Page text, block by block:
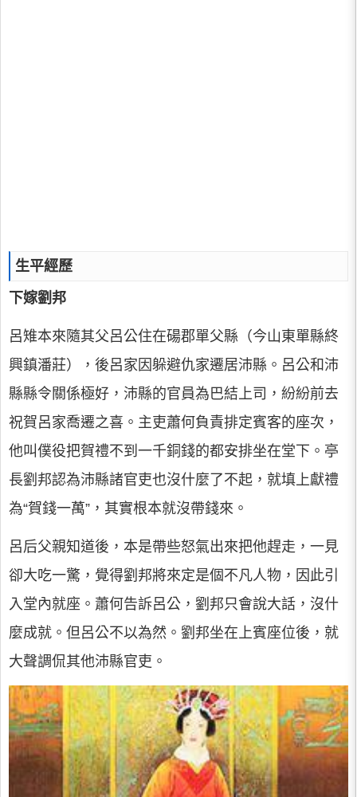
生平經歷
下嫁劉邦
呂雉本來隨其父呂公住在碭郡單父縣（今山東單縣終
興鎮潘莊），後呂家因躲避仇家遷居沛縣。呂公和沛
縣縣令關係極好，沛縣的官員為巴結上司，紛紛前去
祝賀呂家喬遷之喜。主吏蕭何負責排定賓客的座次，
他叫僕役把賀禮不到一千銅錢的都安排坐在堂下。亭
長劉邦認為沛縣諸官吏也沒什麼了不起，就填上獻禮
為“賀錢一萬”，其實根本就沒帶錢來。
呂后父親知道後，本是帶些怒氣出來把他趕走，一見
卻大吃一驚，覺得劉邦將來定是個不凡人物，因此引
入堂內就座。蕭何告訴呂公，劉邦只會說大話，沒什
麼成就。但呂公不以為然。劉邦坐在上賓座位後，就
大聲調侃其他沛縣官吏。